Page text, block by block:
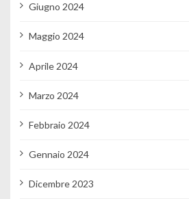
Giugno 2024
Maggio 2024
Aprile 2024
Marzo 2024
Febbraio 2024
Gennaio 2024
Dicembre 2023